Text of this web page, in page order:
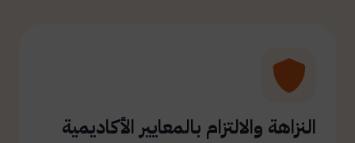
النزاهة والالتزام بالمعايير الأكاديمية